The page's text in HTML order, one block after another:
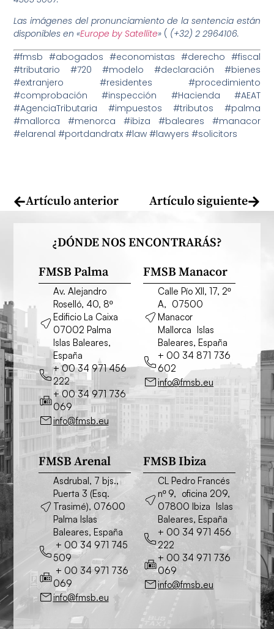
Las imágenes del pronunciamiento de la sentencia están
disponibles en «Europe by Satellite» ( (+32) 2 2964106.
#fmsb #abogados #economistas #derecho #fiscal
#tributario #720 #modelo #declaración #bienes
#extranjero #residentes #procedimiento
#comprobación #inspección #Hacienda #AEAT
#AgenciaTributaria #impuestos #tributos #palma
#mallorca #menorca #ibiza #baleares #manacor
#elarenal #portdandratx #law #lawyers #solicitors
Artículo anterior Artículo siguiente
¿DÓNDE NOS ENCONTRARÁS?
FMSB Palma
Av. Alejandro
Roselló, 40, 8º
Edificio La Caixa
07002 Palma
Islas Baleares,
España
+ 00 34 971 456
222
+ 00 34 971 736
069
info@fmsb.eu
FMSB Manacor
Calle Pío XII, 17, 2º
A, 07500
Manacor
Mallorca Islas
Baleares, España
+ 00 34 871 736
602
info@fmsb.eu
FMSB Arenal
Asdrubal, 7 bjs.,
Puerta 3 (Esq.
Trasimé), 07600
Palma Islas
Baleares, España
+ 00 34 971 745
509
+ 00 34 971 736
069
info@fmsb.eu
FMSB Ibiza
CL Pedro Francés
nº 9, oficina 209,
07800 Ibiza Islas
Baleares, España
+ 00 34 971 456
222
+ 00 34 971 736
069
info@fmsb.eu